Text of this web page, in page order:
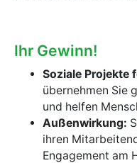
Ihr Gewinn!
Soziale Projekte
übernehmen Sie
und helfen
Außenwirkung:
ihren
Engagement am